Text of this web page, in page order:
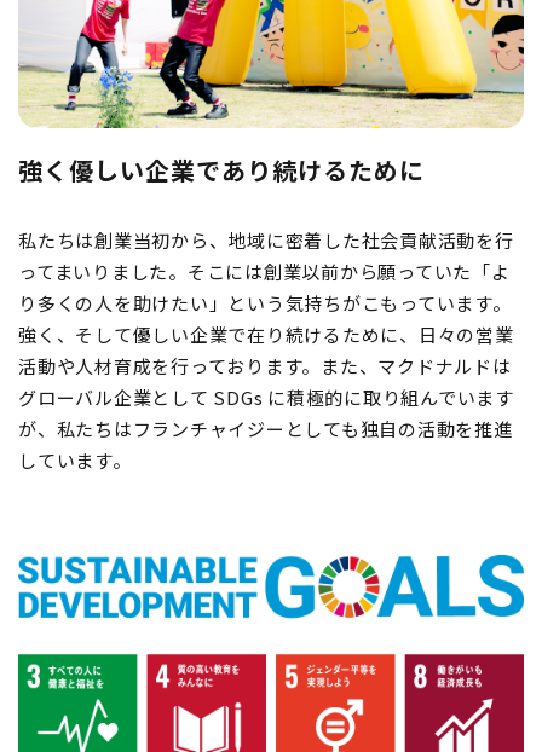
強く優しい企業であり続けるために
私たちは創業当初から、地域に密着した社会貢献活動を行
ってまいりました。そこには創業以前から願っていた「よ
り多くの人を助けたい」という気持ちがこもっています。
強く、そして優しい企業で在り続けるために、日々の営業
活動や人材育成を行っております。また、マクドナルドは
グローバル企業として SDGs に積極的に取り組んでいます
が、私たちはフランチャイジーとしても独自の活動を推進
しています。